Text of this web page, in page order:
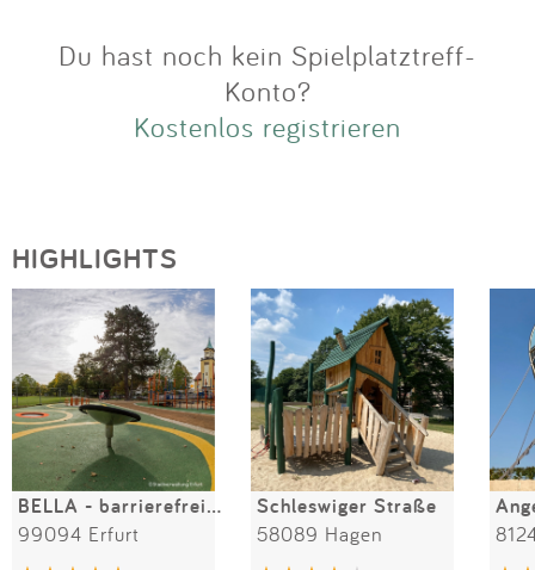
Du hast noch kein Spielplatztreff-
Konto?
Kostenlos registrieren
HIGHLIGHTS
BELLA - barrierefreier Spielplatz
99094 Erfurt
Schleswiger Straße
58089 Hagen